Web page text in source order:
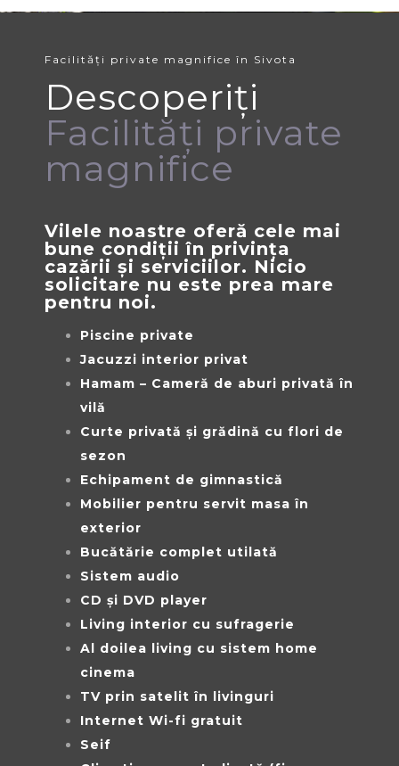
Facilități private magnifice în Sivota
Descoperiți
Facilități private
magnifice
Vilele noastre oferă cele mai
bune condiții în privința
cazării și serviciilor. Nicio
solicitare nu este prea mare
pentru noi.
Piscine private
Jacuzzi interior privat
Hamam – Cameră de aburi privată în
vilă
Curte privată și grădină cu flori de
sezon
Echipament de gimnastică
Mobilier pentru servit masa în
exterior
Bucătărie complet utilată
Sistem audio
CD și DVD player
Living interior cu sufragerie
Al doilea living cu sistem home
cinema
TV prin satelit în livinguri
Internet Wi-fi gratuit
Seif